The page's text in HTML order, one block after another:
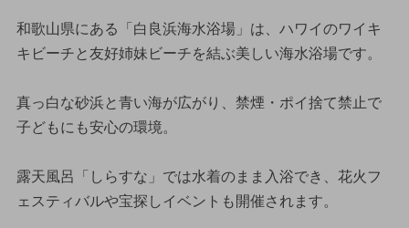
和歌山県にある「白良浜海水浴場」は、ハワイのワイキ
キビーチと友好姉妹ビーチを結ぶ美しい海水浴場です。
真っ白な砂浜と青い海が広がり、禁煙・ポイ捨て禁止で
子どもにも安心の環境。
露天風呂「しらすな」では水着のまま入浴でき、花火フ
ェスティバルや宝探しイベントも開催されます。